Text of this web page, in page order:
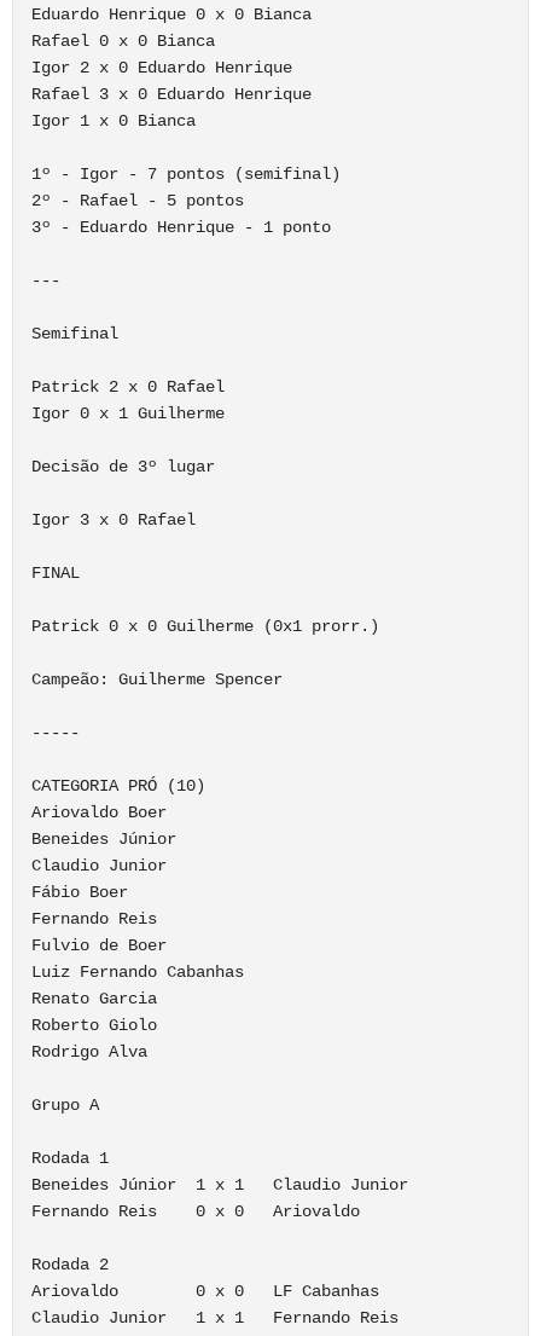
Eduardo Henrique 0 x 0 Bianca
Rafael 0 x 0 Bianca
Igor 2 x 0 Eduardo Henrique
Rafael 3 x 0 Eduardo Henrique
Igor 1 x 0 Bianca
1º - Igor - 7 pontos (semifinal)
2º - Rafael - 5 pontos
3º - Eduardo Henrique - 1 ponto
---
Semifinal
Patrick 2 x 0 Rafael
Igor 0 x 1 Guilherme
Decisão de 3º lugar
Igor 3 x 0 Rafael
FINAL
Patrick 0 x 0 Guilherme (0x1 prorr.)
Campeão: Guilherme Spencer
-----
CATEGORIA PRÓ (10)
Ariovaldo Boer
Beneides Júnior
Claudio Junior
Fábio Boer
Fernando Reis
Fulvio de Boer
Luiz Fernando Cabanhas
Renato Garcia
Roberto Giolo
Rodrigo Alva
Grupo A
Rodada 1
Beneides Júnior  1 x 1   Claudio Junior
Fernando Reis    0 x 0   Ariovaldo
Rodada 2
Ariovaldo        0 x 0   LF Cabanhas
Claudio Junior   1 x 1   Fernando Reis